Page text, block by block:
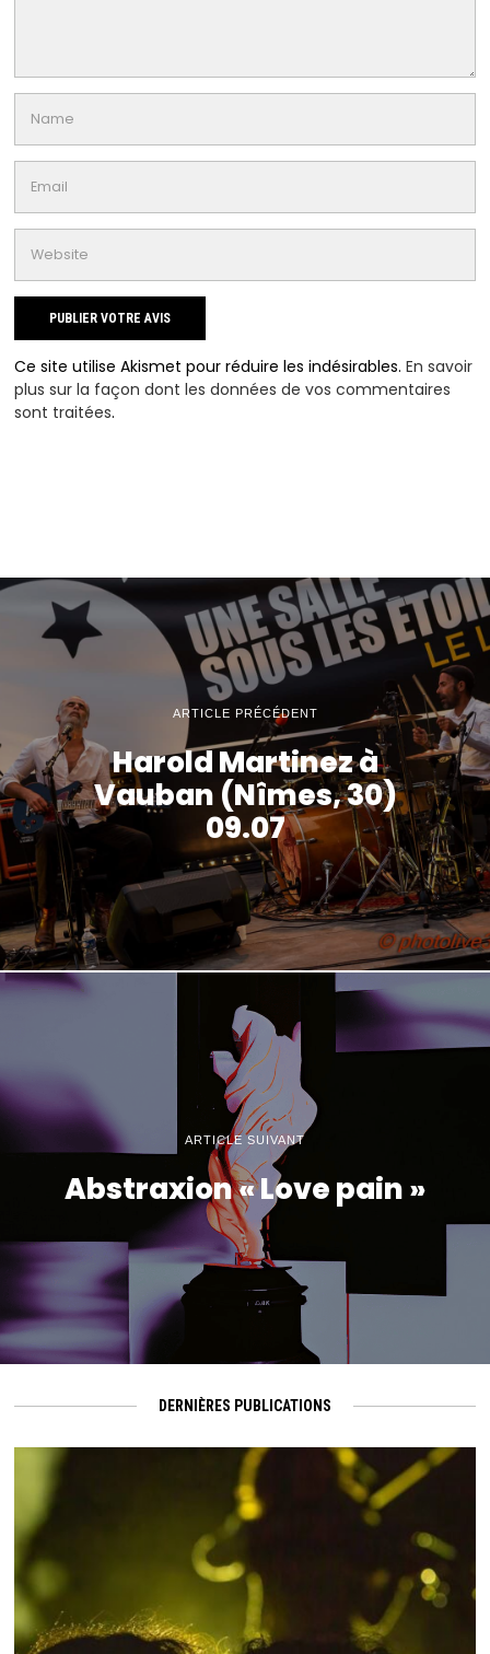
Ce site utilise Akismet pour réduire les indésirables.En savoir
plus sur la façon dont les données de vos commentaires
sont traitées.
ARTICLE PRÉCÉDENT
Harold Martinez à
Vauban (Nîmes, 30)
09.07
ARTICLE SUIVANT
Abstraxion « Love pain »
DERNIÈRES PUBLICATIONS